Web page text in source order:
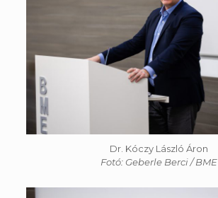
Dr. Kóczy László Áron
Fotó: Geberle Berci / BME